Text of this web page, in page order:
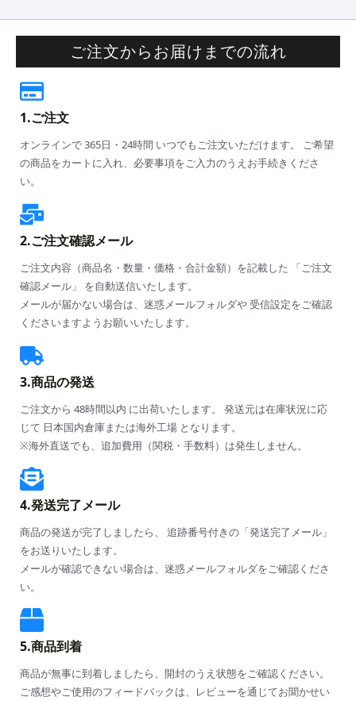
ご注文からお届けまでの流れ
1.ご注文
オンラインで 365日・24時間 いつでもご注文いただけます。 ご希望
の商品をカートに入れ、必要事項をご入力のうえお手続きくださ
い。
2.ご注文確認メール
ご注文内容（商品名・数量・価格・合計金額）を記載した 「ご注文
確認メール」 を自動送信いたします。
メールが届かない場合は、迷惑メールフォルダや 受信設定をご確認
くださいますようお願いいたします。
3.商品の発送
ご注文から 48時間以内 に出荷いたします。 発送元は在庫状況に応
じて 日本国内倉庫または海外工場 となります。
※海外直送でも、追加費用（関税・手数料）は発生しません。
4.発送完了メール
商品の発送が完了しましたら、 追跡番号付きの「発送完了メール」
をお送りいたします。
メールが確認できない場合は、迷惑メールフォルダをご確認くださ
い。
5.商品到着
商品が無事に到着しましたら、開封のうえ状態をご確認ください。
ご感想やご使用のフィードバックは、レビューを通じてお聞かせい